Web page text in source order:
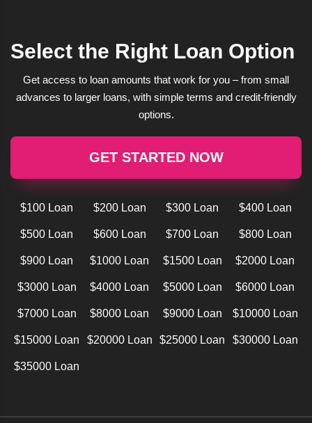
Select the Right Loan Option
Get access to loan amounts that work for you – from small
advances to larger loans, with simple terms and credit-friendly
options.
GET STARTED NOW
$100 Loan $200 Loan $300 Loan $400 Loan
$500 Loan $600 Loan $700 Loan $800 Loan
$900 Loan $1000 Loan $1500 Loan $2000 Loan
$3000 Loan $4000 Loan $5000 Loan $6000 Loan
$7000 Loan $8000 Loan $9000 Loan $10000 Loan
$15000 Loan $20000 Loan $25000 Loan $30000 Loan
$35000 Loan